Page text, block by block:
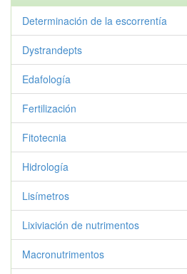
Determinación de la escorrentía
Dystrandepts
Edafología
Fertilización
Fitotecnia
Hidrología
Lisímetros
Lixiviación de nutrimentos
Macronutrimentos